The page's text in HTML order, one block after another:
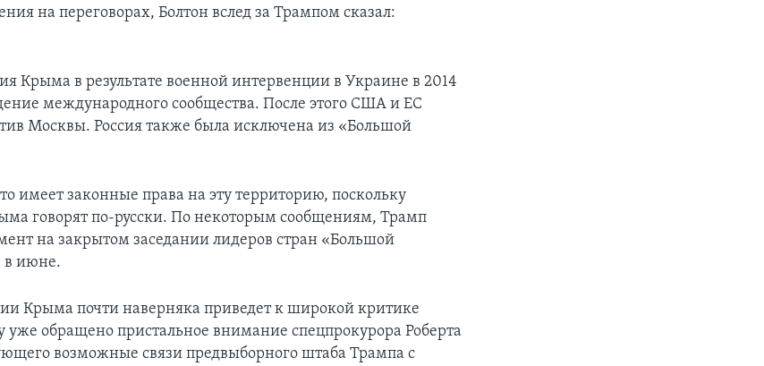
на переговорах, Болтон вслед за Трампом сказал:
Крыма в результате военной интервенции в Украине в 2014
международного сообщества. После этого США и ЕС
Москвы. Россия также была исключена из «Большой
имеет законные права на эту территорию, поскольку
говорят по-русски. По некоторым сообщениям, Трамп
на закрытом заседании лидеров стран «Большой
в июне.
Крыма почти наверняка приведет к широкой критике
уже обращено пристальное внимание спецпрокурора Роберта
возможные связи предвыборного штаба Трампа с